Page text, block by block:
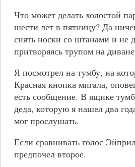
Что может делать холостой
шести лет в пятницу? Да
снять носки со штанами и не
притворяясь трупом на
Я посмотрел на тумбу, на
Красная кнопка мигала,
есть сообщение. В ящике
деда, которую я нашел два
мог прослушать.
Если сравнивать голос
предпочел второе.